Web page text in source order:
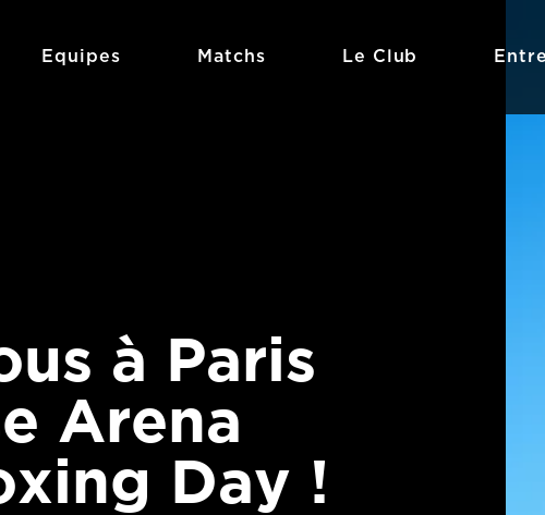
Equipes Matchs Le Club
à Paris
Arena
Day !